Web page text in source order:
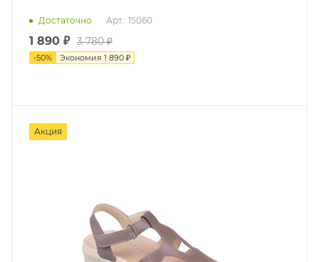
Достаточно Арт.: 15060
1 890 ₽ 3 780 ₽
-50% Экономия 1 890 ₽
Акция